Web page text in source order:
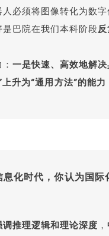
必须将图像转化为数
是巴院在我们本科阶段
一是快速、高效地解
升为“通用方法”的能力
化时代，你认为国
推理逻辑和理论深度 ，